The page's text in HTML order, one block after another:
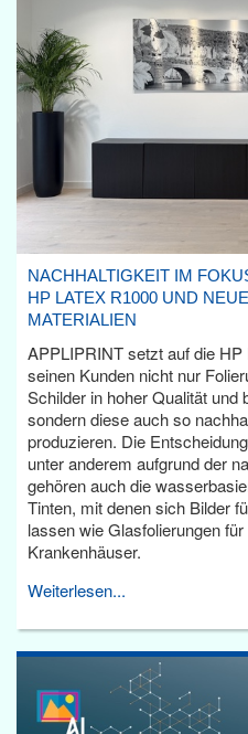
NACHHALTIGKEIT IM
HP LATEX R1000 UND
MATERIALIEN
APPLIPRINT setzt auf die
seinen Kunden nicht nur
Schilder in hoher Qualität und
sondern diese auch so
produzieren. Die
unter anderem aufgrund der
gehören auch die
Tinten, mit denen sich Bilder
lassen wie Glasfolierungen
Krankenhäuser.
Weiterlesen...